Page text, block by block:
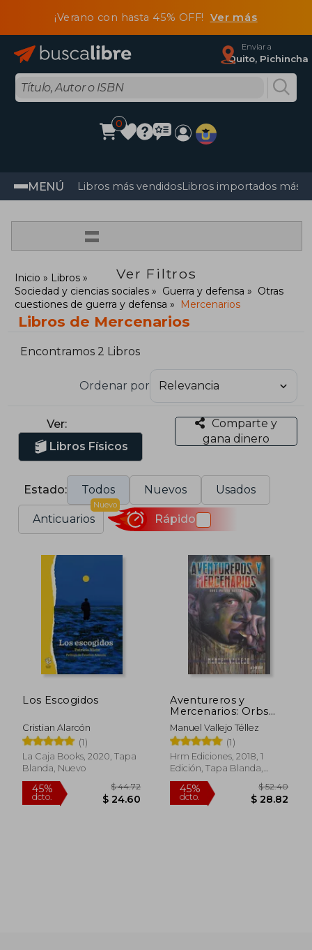
¡Verano con hasta 45% OFF! Ver más
Enviar a
Quito, Pichincha
0
MENÚ Libros más vendidosLibros importados más
=
Ver Filtros
Inicio
Libros
Sociedad y ciencias sociales
Guerra y defensa
Otras
cuestiones de guerra y defensa
Mercenarios
Libros de Mercenarios
Encontramos 2 Libros
Ordenar por
Ver:
Libros Físicos
Comparte y
gana dinero
Estado: Todos Nuevos Usados
Anticuarios
Nuevo
Rápido
Los Escogidos
Cristian Alarcón
(1)
La Caja Books, 2020, Tapa
Blanda, Nuevo
Aventureros y
Mercenarios: Orbs
Patria Nostra
Manuel Vallejo Téllez
(1)
Hrm Ediciones, 2018, 1
Edición, Tapa Blanda,
Nuevo